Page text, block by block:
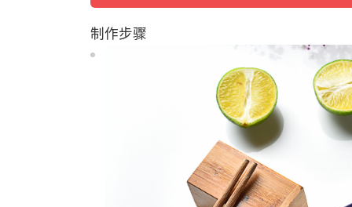
制作步骤